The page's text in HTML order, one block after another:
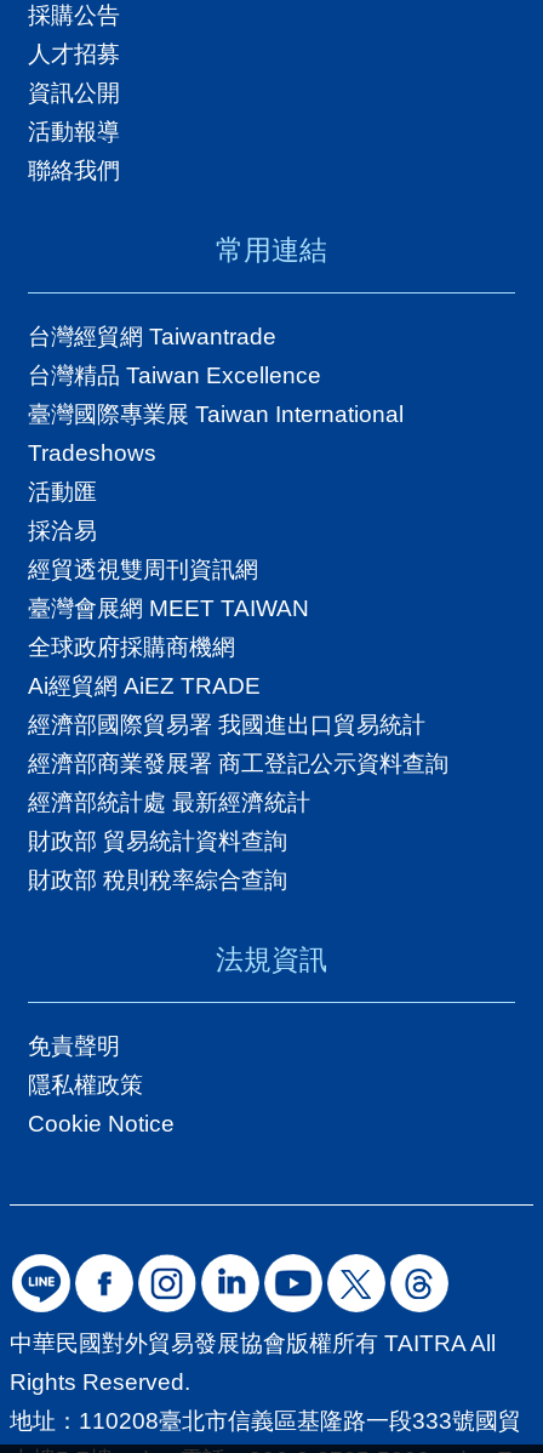
採購公告
人才招募
資訊公開
活動報導
聯絡我們
常用連結
台灣經貿網 Taiwantrade
台灣精品 Taiwan Excellence
臺灣國際專業展 Taiwan International
Tradeshows
活動匯
採洽易
經貿透視雙周刊資訊網
臺灣會展網 MEET TAIWAN
全球政府採購商機網
Ai經貿網 AiEZ TRADE
經濟部國際貿易署 我國進出口貿易統計
經濟部商業發展署 商工登記公示資料查詢
經濟部統計處 最新經濟統計
財政部 貿易統計資料查詢
財政部 稅則稅率綜合查詢
法規資訊
免責聲明
隱私權政策
Cookie Notice
中華民國對外貿易發展協會版權所有 TAITRA All
Rights Reserved.
地址：110208臺北市信義區基隆路一段333號國貿